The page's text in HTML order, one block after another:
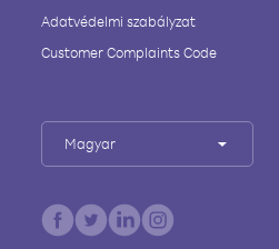
Adatvédelmi szabályzat
Customer Complaints Code
Magyar